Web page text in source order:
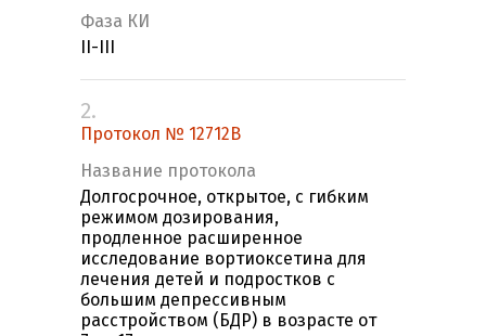
Фаза КИ
II-III
2.
Протокол № 12712В
Название протокола
Долгосрочное, открытое, с гибким
режимом дозирования,
продленное расширенное
исследование вортиоксетина для
лечения детей и подростков с
большим депрессивным
расстройством (БДР) в возрасте от